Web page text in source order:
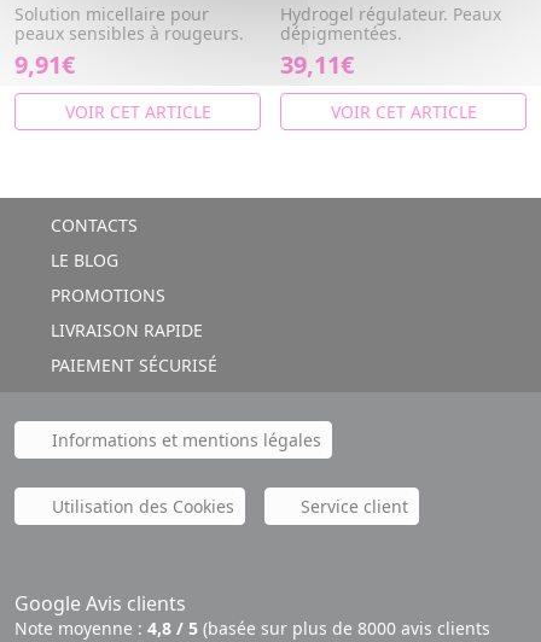
Solution micellaire pour
peaux sensibles à rougeurs.
9,91€
VOIR CET ARTICLE
Hydrogel régulateur. Peaux
dépigmentées.
39,11€
VOIR CET ARTICLE
CONTACTS
LE BLOG
PROMOTIONS
LIVRAISON RAPIDE
PAIEMENT SÉCURISÉ
Informations et mentions légales
Utilisation des Cookies Service client
Google Avis clients
Note moyenne : 4,8 / 5 (basée sur plus de 8000 avis clients